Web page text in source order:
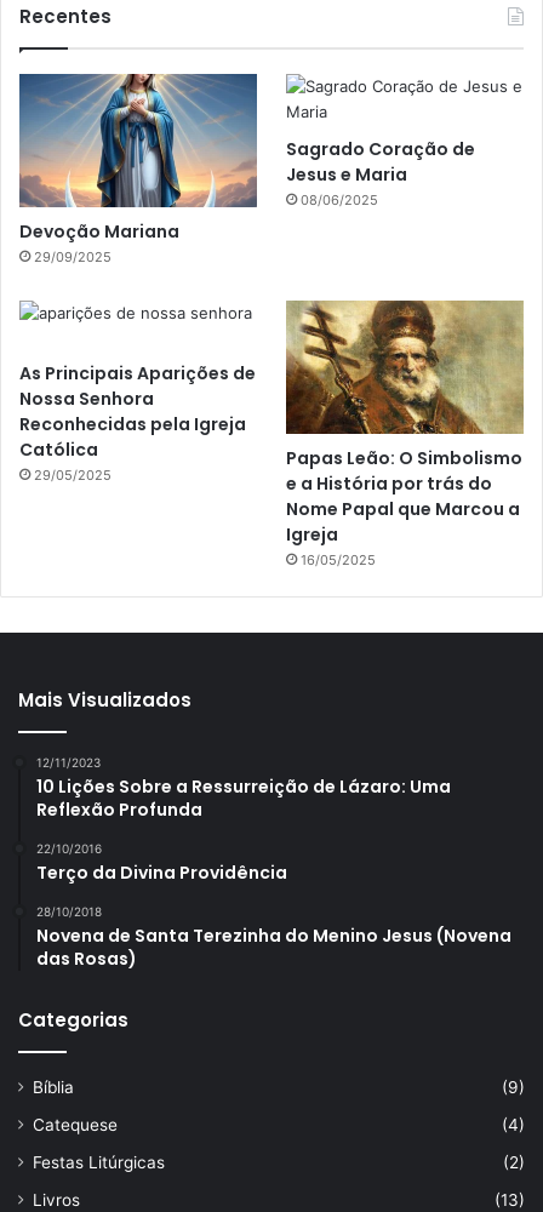
Recentes
Devoção Mariana
29/09/2025
Sagrado Coração de
Jesus e Maria
08/06/2025
As Principais Aparições de
Nossa Senhora
Reconhecidas pela Igreja
Católica
29/05/2025
Papas Leão: O Simbolismo
e a História por trás do
Nome Papal que Marcou a
Igreja
16/05/2025
Mais Visualizados
12/11/2023
10 Lições Sobre a Ressurreição de Lázaro: Uma
Reflexão Profunda
22/10/2016
Terço da Divina Providência
28/10/2018
Novena de Santa Terezinha do Menino Jesus (Novena
das Rosas)
Categorias
Bíblia
(9)
Catequese
(4)
Festas Litúrgicas
(2)
Livros
(13)